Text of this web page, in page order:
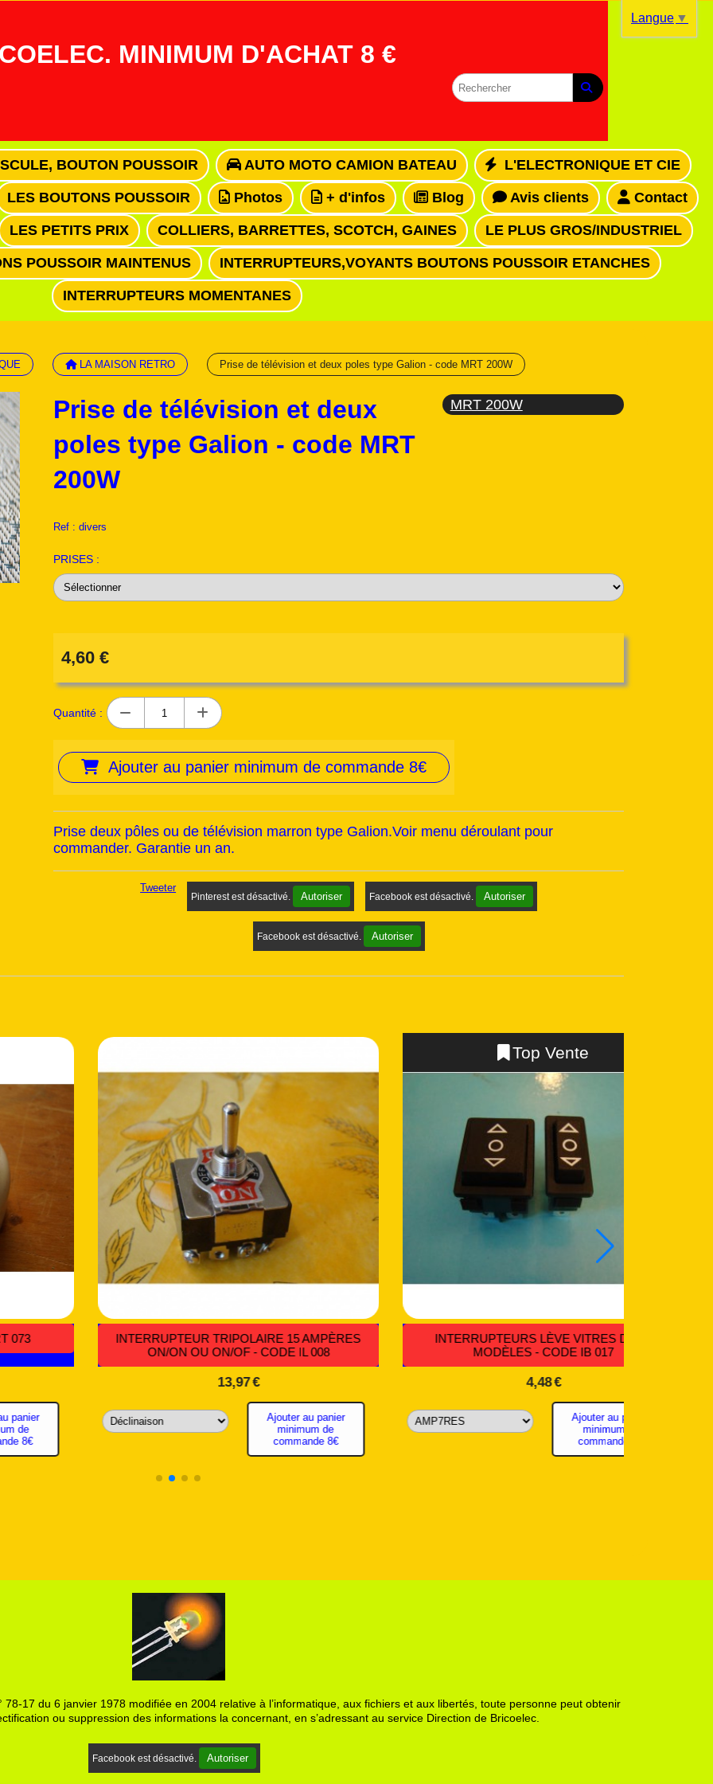
MINIMUM D'ACHAT 8 €
BOUTON POUSSOIR AUTO MOTO CAMION BATEAU L'ELECTRONIQUE ET CIE
LES BOUTONS POUSSOIR Photos + d'infos Blog Avis clients Contact
LES PETITS PRIX COLLIERS, BARRETTES, SCOTCH, GAINES LE PLUS GROS/INDUSTRIEL
POUSSOIR MAINTENUS INTERRUPTEURS,VOYANTS BOUTONS POUSSOIR ETANCHES
INTERRUPTEURS MOMENTANES
LA MAISON RETRO Prise de télévision et deux poles type Galion - code MRT 200W
Prise de télévision et deux
poles type Galion - code MRT
200W
MRT 200W
Ref : divers
PRISES :
4,60 €
Quantité :
Ajouter au panier minimum de commande 8€
Prise deux pôles ou de télévision marron type Galion.Voir menu déroulant pour
commander. Garantie un an.
Tweeter
Pinterest est désactivé. Autoriser Facebook est désactivé. Autoriser
Facebook est désactivé. Autoriser
de
8€
ENSEMBLE 4 FICHES TV M/F,1 FICHE
FEMELLE,UNE DOUILLE E27 - CODE MRT 210
3,06€
Ajouter au panier minimum de commande
8€
PRISES MURALES CODE MRT 073
4,39€
Ajouter au panier
minimum de
commande 8€
17 du 6 janvier 1978 modifiée en 2004 relative à l’informatique, aux fichiers et aux libertés, toute personne peut obtenir
ou suppression des informations la concernant, en s’adressant au service Direction de Bricoelec.
Facebook est désactivé. Autoriser
Langue ▼